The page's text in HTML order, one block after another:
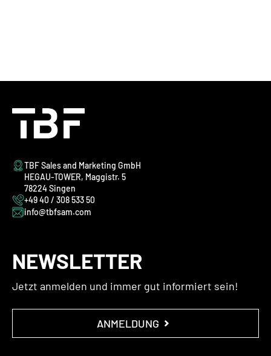
TBF Sales and Marketing GmbH
HEGAU-TOWER, Maggistr. 5
78224 Singen
+49 40 / 308 533 50
info@tbfsam.com
NEWSLETTER
Jetzt anmelden und immer gut informiert sein!
ANMELDUNG